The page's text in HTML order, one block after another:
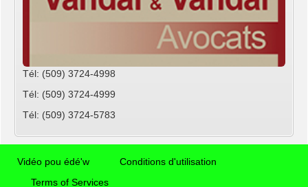
Tél: (509) 3724-4998
Tél: (509) 3724-4999
Tél: (509) 3724-5783
Vidéo pou édé'w
Conditions d'utilisation
Terms of Services